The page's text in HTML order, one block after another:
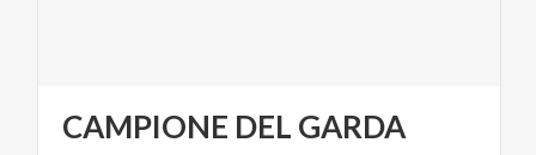
CAMPIONE DEL GARDA